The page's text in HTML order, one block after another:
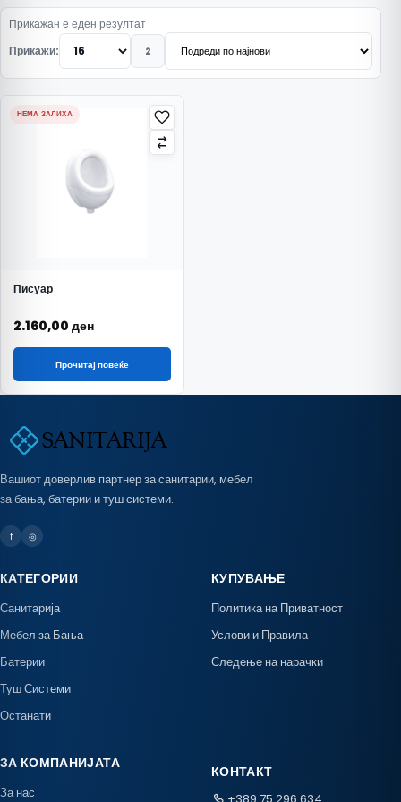
Прикажан е еден резултат
Прикажи:
2
НЕМА ЗАЛИХА
Писуар
2.160,00 ден
Прочитај повеќе
Вашиот доверлив партнер за санитарии, мебел
за бања, батерии и туш системи.
f ◎
КАТЕГОРИИ
Санитарија
Мебел за Бања
Батерии
Туш Системи
Останати
КУПУВАЊЕ
Политика на Приватност
Услови и Правила
Следење на нарачки
ЗА КОМПАНИЈАТА
За нас
КОНТАКТ